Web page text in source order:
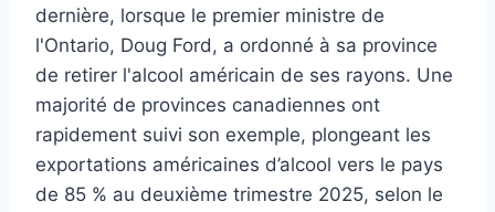
dernière, lorsque le premier ministre de
l'Ontario, Doug Ford, a ordonné à sa province
de retirer l'alcool américain de ses rayons. Une
majorité de provinces canadiennes ont
rapidement suivi son exemple, plongeant les
exportations américaines d’alcool vers le pays
de 85 % au deuxième trimestre 2025, selon le